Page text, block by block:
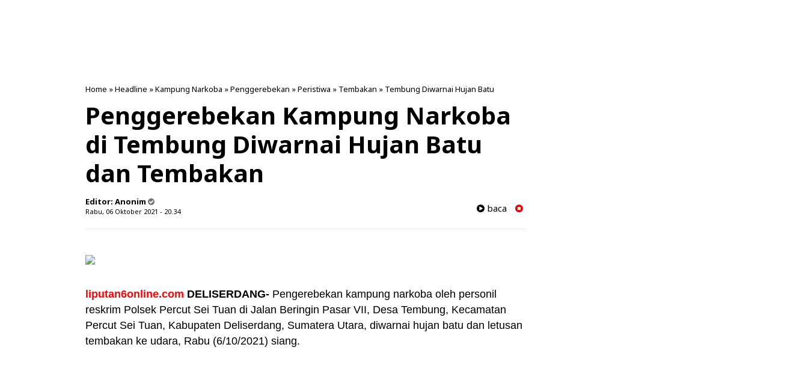
Home »Headline »Kampung Narkoba »Penggerebekan »Peristiwa » Tembakan » Tembung Diwarnai Hujan Batu
Penggerebekan Kampung Narkoba
di Tembung Diwarnai Hujan Batu
dan Tembakan
Editor: Anonim
Rabu, 06 Oktober 2021 - 20.34 baca
liputan6online.com DELISERDANG- Pengerebekan kampung narkoba oleh personil
reskrim Polsek Percut Sei Tuan di Jalan Beringin Pasar VII, Desa Tembung, Kecamatan
Percut Sei Tuan, Kabupaten Deliserdang, Sumatera Utara, diwarnai hujan batu dan letusan
tembakan ke udara, Rabu (6/10/2021) siang.